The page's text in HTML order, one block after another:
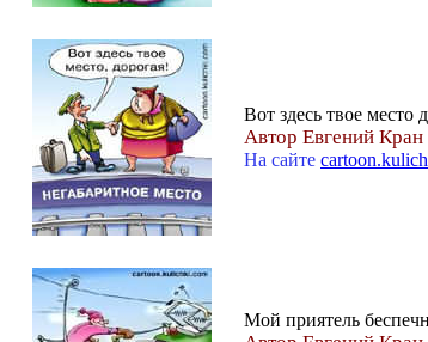
Вот здесь твое место
Автор Евгений Кран
На сайте
Мой приятель